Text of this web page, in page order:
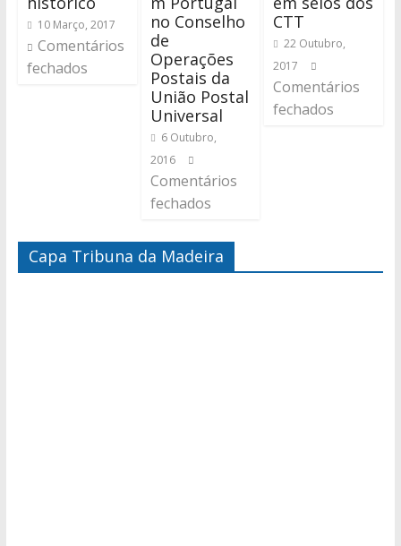
10 Março, 2017
Comentários
fechados
no Conselho
de
Operações
Postais da
União Postal
Universal
6 Outubro,
2016
Comentários
fechados
CTT
22 Outubro,
2017
Comentários
fechados
Capa Tribuna da Madeira